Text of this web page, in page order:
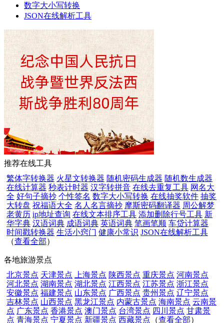
数字大小写转换
JSON在线解析工具
推荐在线工具
繁体字转换器 火星文转换器 随机密码生成器 随机数生成器
在线计算器 秒表计时器 汉字转拼音 在线去重复工具 网名大
全 好句子摘抄 个性签名 数字大小写转换 在线抽奖软件 抽奖
大转盘 祝福语大全 名人名言摘抄 摩斯密码翻译器 周公解梦
老黄历 ip地址查询 在线文本排序工具 添加删除行号工具 新
华字典 汉语词典 成语词典 英语词典 笔画笔顺 车贷计算器
时间戳转换器 生活小窍门 健康小常识 JSON在线解析工具
（查看全部）
各地旅游景点
北京景点 天津景点 上海景点 陕西景点 重庆景点 河南景点
河北景点 湖南景点 湖北景点 江西景点 江苏景点 浙江景点
安徽景点 福建景点 山东景点 广西景点 贵州景点 辽宁景点
吉林景点 山西景点 黑龙江景点 内蒙古景点 海南景点 云南景
点 广东景点 香港景点 澳门景点 台湾景点 四川景点 甘肃景
点 青海景点 宁夏景点 新疆景点 西藏景点 （查看全部）